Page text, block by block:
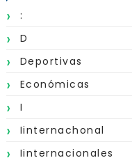
:
D
Deportivas
Económicas
I
Iinternachonal
Iinternacionales